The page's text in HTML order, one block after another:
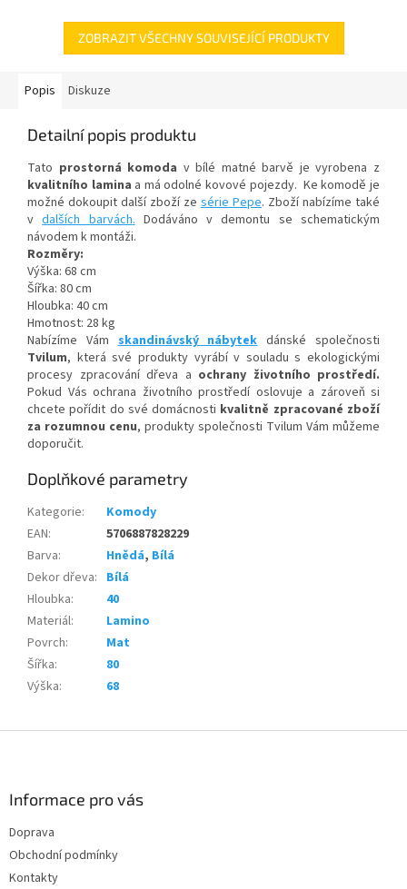
ZOBRAZIT VŠECHNY SOUVISEJÍCÍ PRODUKTY
Popis Diskuze
Detailní popis produktu
Tato prostorná komoda v bílé matné barvě je vyrobena z
kvalitního lamina a má odolné kovové pojezdy. Ke komodě je
možné dokoupit další zboží ze série Pepe. Zboží nabízíme také
vdalších barvách. Dodáváno v demontu se schematickým
návodem k montáži.
Rozměry:
Výška: 68 cm
Šířka: 80 cm
Hloubka: 40 cm
Hmotnost: 28 kg
Nabízíme Vám skandinávský nábytek dánské společnosti
Tvilum, která své produkty vyrábí v souladu s ekologickými
procesy zpracování dřeva a ochrany životního prostředí.
Pokud Vás ochrana životního prostředí oslovuje a zároveň si
chcete pořídit do své domácnosti kvalitně zpracované zboží
za rozumnou cenu, produkty společnosti Tvilum Vám můžeme
doporučit.
Doplňkové parametry
Kategorie:
Komody
EAN:
5706887828229
Barva: Hnědá, Bílá
Dekor dřeva: Bílá
Hloubka:
40
Materiál:
Lamino
Povrch:
Mat
Šířka:
80
Výška: 68
Informace pro vás
Doprava
Obchodní podmínky
Kontakty